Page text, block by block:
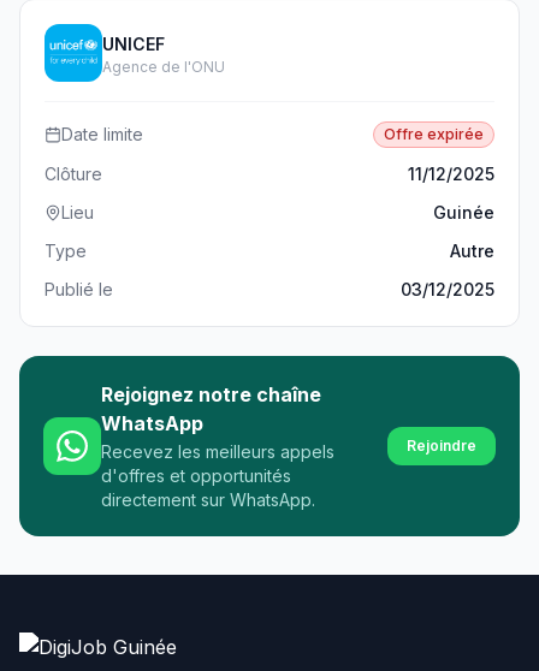
UNICEF
Agence de l'ONU
Date limite Offre expirée
Clôture
11/12/2025
Lieu
Guinée
Type
Autre
Publié le
03/12/2025
Rejoignez notre chaîne
WhatsApp
Recevez les meilleurs appels
d'offres et opportunités
directement sur WhatsApp.
Rejoindre